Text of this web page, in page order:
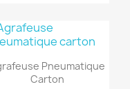
Aperçu rapide
Pneumatique
Carton
(1)